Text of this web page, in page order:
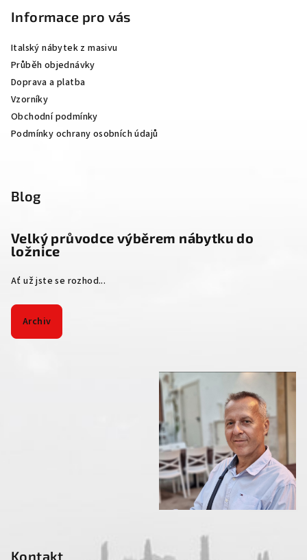
Informace pro vás
Italský nábytek z masivu
Průběh objednávky
Doprava a platba
Vzorníky
Obchodní podmínky
Podmínky ochrany osobních údajů
Blog
Velký průvodce výběrem nábytku do
ložnice
Ať už jste se rozhod...
Archiv
Kontakt